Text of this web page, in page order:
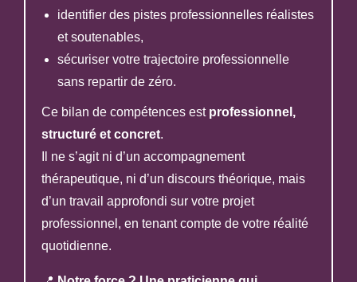
identifier des pistes professionnelles réalistes
et soutenables,
sécuriser votre trajectoire professionnelle
sans repartir de zéro.
Ce bilan de compétences est professionnel,
structuré et concret.
Il ne s’agit ni d’un accompagnement
thérapeutique, ni d’un discours théorique, mais
d’un travail approfondi sur votre projet
professionnel, en tenant compte de votre réalité
quotidienne.